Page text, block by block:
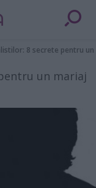
8 secrete pentru
un mariaj